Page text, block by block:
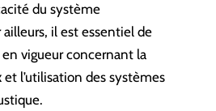
du système
ailleurs, il est essentiel de
vigueur concernant la
et l’utilisation des systèmes